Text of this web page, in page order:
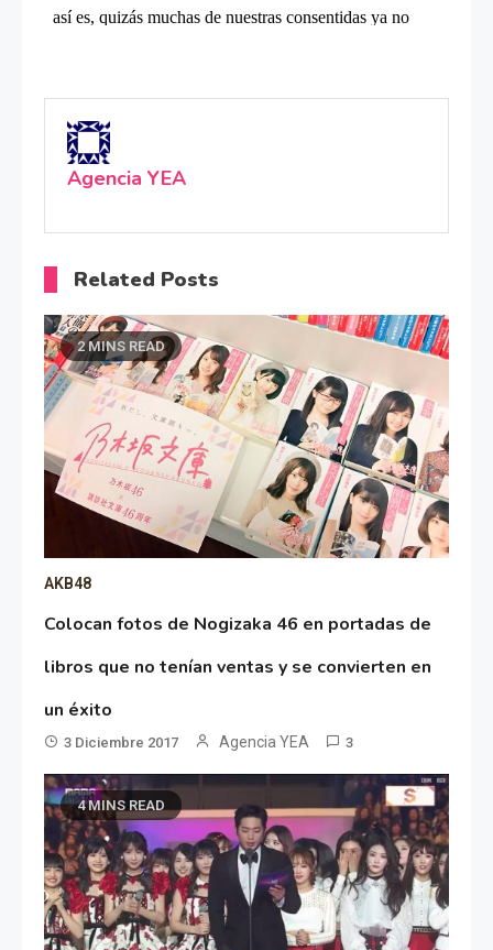
Agencia YEA
Related Posts
2 MINS READ
AKB48
Colocan fotos de Nogizaka 46 en portadas de
libros que no tenían ventas y se convierten en
un éxito
3 Diciembre 2017 Agencia YEA 3
4 MINS READ